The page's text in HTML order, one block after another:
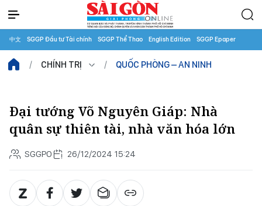
中文 SGGP Đầu tư Tài chính SGGP Thể Thao English Edition SGGP Epaper
CHÍNH TRỊ QUỐC PHÒNG – AN NINH
Đại tướng Võ Nguyên Giáp: Nhà
quân sự thiên tài, nhà văn hóa lớn
SGGPO 26/12/2024 15:24